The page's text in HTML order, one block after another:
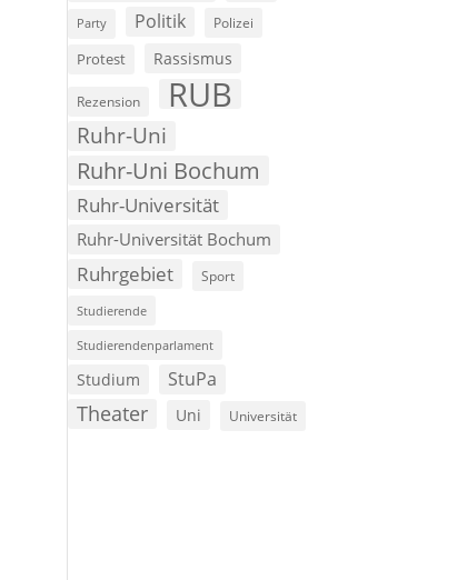
Party Politik Polizei
Protest Rassismus
Rezension RUB
Ruhr-Uni
Ruhr-Uni Bochum
Ruhr-Universität
Ruhr-Universität Bochum
Ruhrgebiet Sport
Studierende
Studierendenparlament
Studium StuPa
Theater Uni Universität